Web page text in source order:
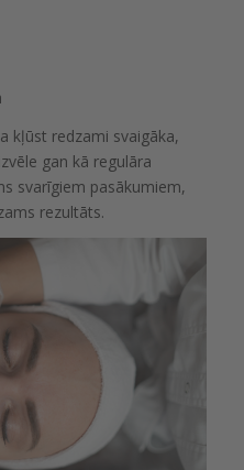
kļūst redzami svaigāka,
gan kā regulāra
svarīgiem pasākumiem,
rezultāts.